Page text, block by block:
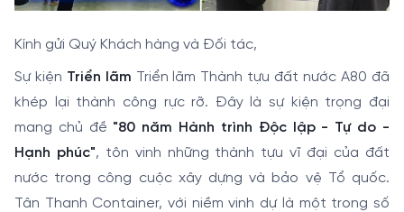
Kính gửi Quý Khách hàng và Đối tác,
Sự kiện Triển lãm Triển lãm Thành tựu đất nước A80 đã
khép lại thành công rực rỡ. Đây là sự kiện trọng đại
mang chủ đề "80 năm Hành trình Độc lập - Tự do -
Hạnh phúc", tôn vinh những thành tựu vĩ đại của đất
nước trong công cuộc xây dựng và bảo vệ Tổ quốc.
Tân Thanh Container, với niềm vinh dự là một trong số